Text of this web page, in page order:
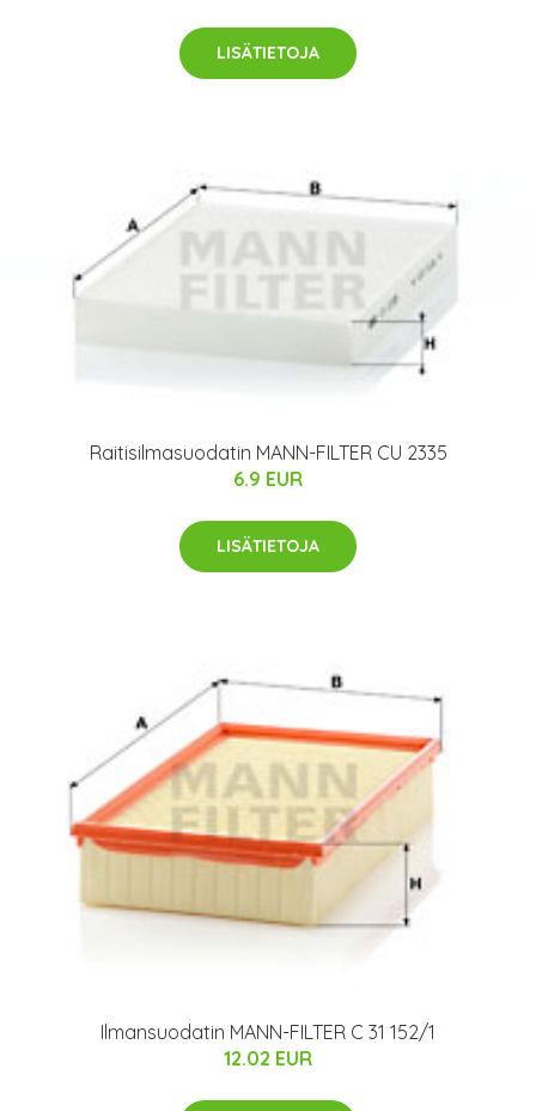
LISÄTIETOJA
Raitisilmasuodatin MANN-FILTER CU 2335
6.9 EUR
LISÄTIETOJA
Ilmansuodatin MANN-FILTER C 31 152/1
12.02 EUR